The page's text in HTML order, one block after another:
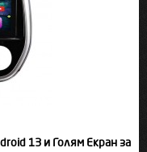
13 и Голям Екран за